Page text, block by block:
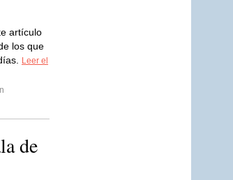
artículo
los que
Leer el
de